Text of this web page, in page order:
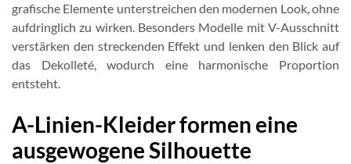
grafische Elemente unterstreichen den modernen Look, ohne
aufdringlich zu wirken. Besonders Modelle mit V-Ausschnitt
verstärken den streckenden Effekt und lenken den Blick auf
das Dekolleté, wodurch eine harmonische Proportion
entsteht.
A-Linien-Kleider formen eine
ausgewogene Silhouette